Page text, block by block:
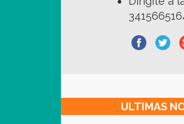
ULTIMAS